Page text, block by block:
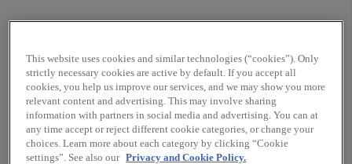
¼ fänkål
1 tsk vitpepparkorn
1 tsk hela fänkålsfrön
2 dl vitt vin
1 l Salsus demi glace Fisk
5 dl grädde
This website uses cookies and similar technologies (“cookies”). Only
strictly necessary cookies are active by default. If you accept all
cookies, you help us improve our services, and we may show you more
relevant content and advertising. This may involve sharing
information with partners in social media and advertising. You can at
any time accept or reject different cookie categories, or change your
choices. Learn more about each category by clicking “Cookie
settings”. See also our Privacy and Cookie Policy.